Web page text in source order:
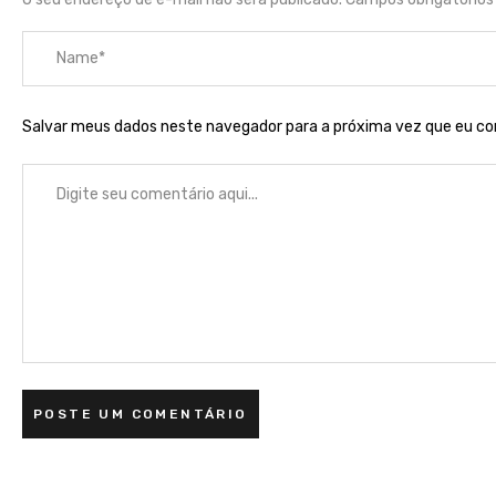
Salvar meus dados neste navegador para a próxima vez que eu